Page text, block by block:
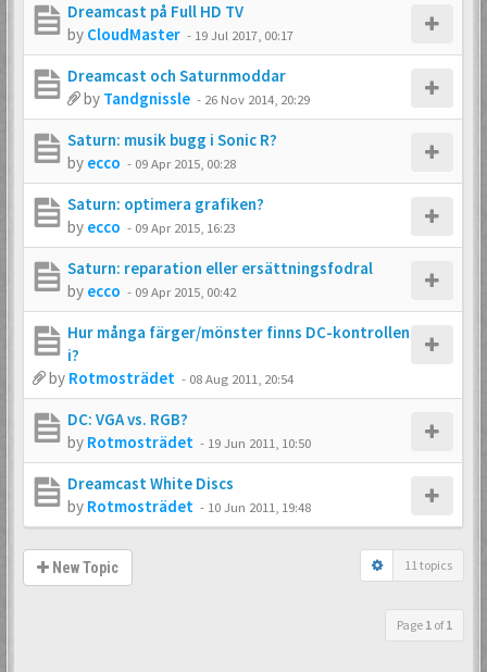
Dreamcast på Full HD TV
by CloudMaster - 19 Jul 2017, 00:17
Dreamcast och Saturnmoddar
by Tandgnissle - 26 Nov 2014, 20:29
Saturn: musik bugg i Sonic R?
by ecco - 09 Apr 2015, 00:28
Saturn: optimera grafiken?
by ecco - 09 Apr 2015, 16:23
Saturn: reparation eller ersättningsfodral
by ecco - 09 Apr 2015, 00:42
Hur många färger/mönster finns DC-kontrollen
i?
by Rotmosträdet - 08 Aug 2011, 20:54
DC: VGA vs. RGB?
by Rotmosträdet - 19 Jun 2011, 10:50
Dreamcast White Discs
by Rotmosträdet - 10 Jun 2011, 19:48
New Topic 11 topics
Page 1 of1